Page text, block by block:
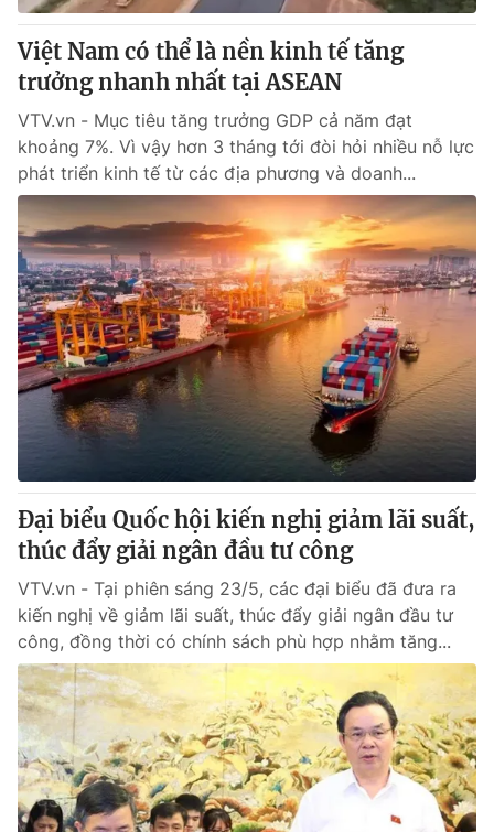
Việt Nam có thể là nền kinh tế tăng
trưởng nhanh nhất tại ASEAN
VTV.vn - Mục tiêu tăng trưởng GDP cả năm đạt
khoảng 7%. Vì vậy hơn 3 tháng tới đòi hỏi nhiều nỗ lực
phát triển kinh tế từ các địa phương và doanh...
Đại biểu Quốc hội kiến nghị giảm lãi suất,
thúc đẩy giải ngân đầu tư công
VTV.vn - Tại phiên sáng 23/5, các đại biểu đã đưa ra
kiến nghị về giảm lãi suất, thúc đẩy giải ngân đầu tư
công, đồng thời có chính sách phù hợp nhằm tăng...